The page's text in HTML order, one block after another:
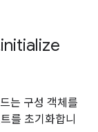
initialize
는 구성 객체를
를 초기화합니